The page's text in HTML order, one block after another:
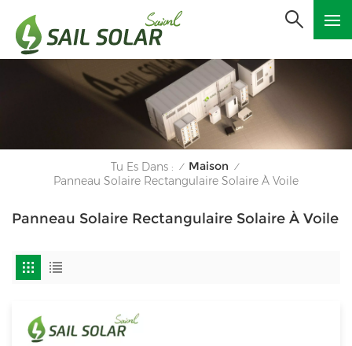
Tu Es Dans : / Maison /
Panneau Solaire Rectangulaire Solaire À Voile
Panneau Solaire Rectangulaire Solaire À Voile